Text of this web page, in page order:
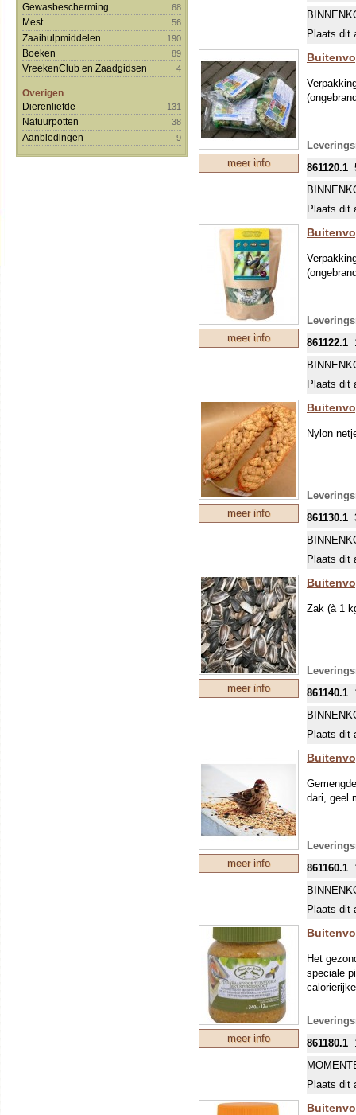
Gewasbescherming 68
Mest 56
Zaaihulpmiddelen 190
Boeken 89
VreekenClub en Zaadgidsen 4
Overigen
Dierenliefde
131
Natuurpotten 38
Aanbiedingen 9
Plaats dit
meer info
861120.1
Plaats dit
meer info
861122.1
Plaats dit
meer info
Nylon
861130.1
Plaats dit
meer info
Zak (à 1
861140.1
Plaats dit
meer info
dari, geel
861160.1
Plaats dit
meer info
Het
speciale
861180.1
Plaats dit